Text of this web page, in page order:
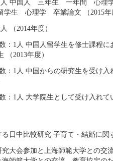
人 中国人 三年生 一年間 心理
学生 心理学 卒業論文 （2015年
（2014年度）
：1人 中国人留学生を修士課程
2013年度）
：1人 中国からの研究生を受け
：1人 大学院生として受け入れて
日中比較研究 子育て・結婚に
大会参加と上海師範大学との交